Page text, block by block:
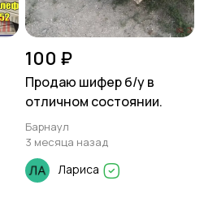
100 ₽
Продаю шифер б/у в
отличном состоянии.
Барнаул
3 месяца назад
Лариса